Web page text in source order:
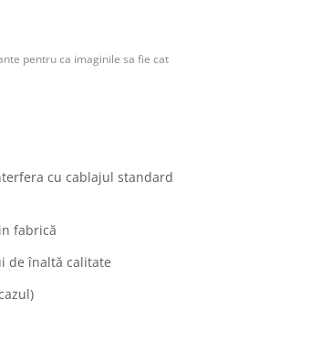
pentru ca imaginile sa fie cat
cu cablajul standard
fabrică
de înaltă calitate